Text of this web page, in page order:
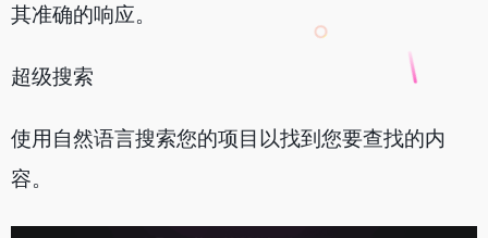
其准确的响应。
超级搜索
使用自然语言搜索您的项目以找到您要查找的内
容。